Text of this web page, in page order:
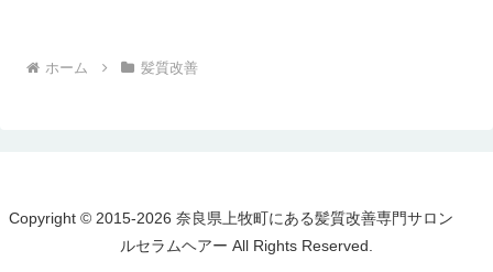
ホーム 髪質改善
Copyright © 2015-2026 奈良県上牧町にある髪質改善専門サロン
ルセラムヘアー All Rights Reserved.